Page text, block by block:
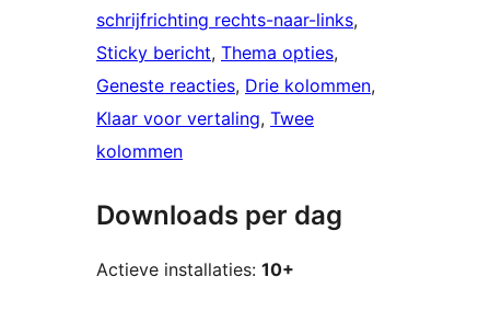
schrijfrichting rechts-naar-links
Sticky bericht, Thema opties
Geneste reacties, Drie kolommen
Klaar voor vertaling, Twee
kolommen
Downloads per dag
Actieve installaties: 10+